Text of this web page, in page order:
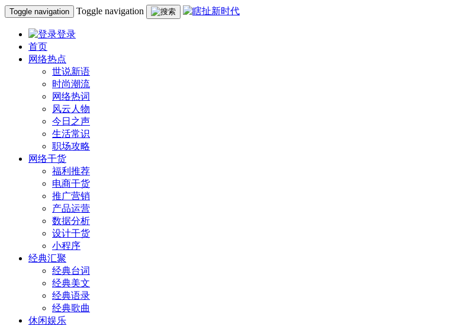
Toggle navigation Toggle navigation
登录
首页
网络热点
世说新语
时尚潮流
网络热词
风云人物
今日之声
生活常识
职场攻略
网络干货
福利推荐
电商干货
推广营销
产品运营
数据分析
设计干货
小程序
经典汇聚
经典台词
经典美文
经典语录
经典歌曲
休闲娱乐